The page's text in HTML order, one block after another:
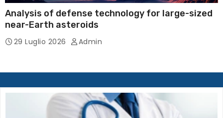
Analysis of defense technology for large-sized
near-Earth asteroids
29 Luglio 2026 Admin